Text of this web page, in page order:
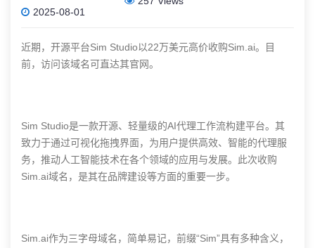
2025-08-01
近期，开源平台Sim Studio以22万美元高价收购Sim.ai。目
前，访问该域名可直达其官网。
Sim Studio是一款开源、轻量级的AI代理工作流构建平台。其
致力于通过可视化拖拽界面，为用户提供高效、智能的代理服
务，推动人工智能技术在各个领域的应用与发展。此次收购
Sim.ai域名，是其在品牌建设等方面的重要一步。
Sim.ai作为三字母域名，简单易记，前缀“Sim”具有多种含义，